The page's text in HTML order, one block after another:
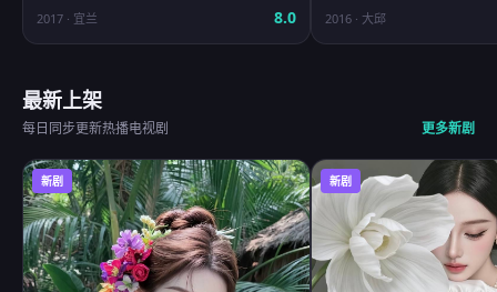
2017 · 宜兰 8.0 2016 · 大邱
最新上架
每日同步更新热播电视剧 更多新剧
新剧 新剧